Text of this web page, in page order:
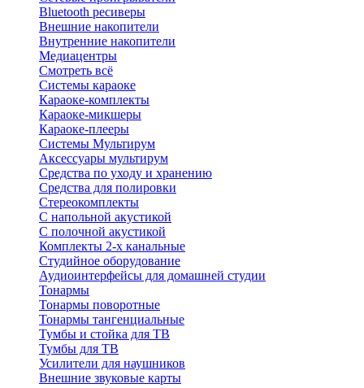
Bluetooth ресиверы
Внешние накопители
Внутренние накопители
Медиацентры
Смотреть всё
Системы караоке
Караоке-комплекты
Караоке-микшеры
Караоке-плееры
Системы Мультирум
Аксессуары мультирум
Средства по уходу и хранению
Средства для полировки
Стереокомплекты
C напольной акустикой
C полочной акустикой
Комплекты 2-х канальные
Студийное оборудование
Аудиоинтерфейсы для домашней студии
Тонармы
Тонармы поворотные
Тонармы тангенциальные
Тумбы и стойка для ТВ
Тумбы для ТВ
Усилители для наушников
Внешние звуковые карты